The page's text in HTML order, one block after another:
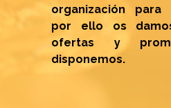
organización para
por ello os
ofertas y
disponemos.